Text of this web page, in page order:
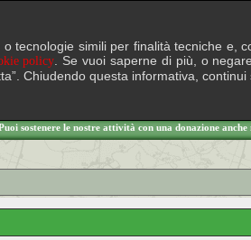
sostenere le nostre attività con una donazione anche
tecnologie simili per finalità tecniche e,
policy . Se vuoi saperne di più, o
Chiudendo questa informativa, continui